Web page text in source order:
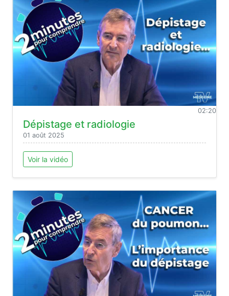
02:20
Dépistage et radiologie
01 août 2025
Voir la vidéo